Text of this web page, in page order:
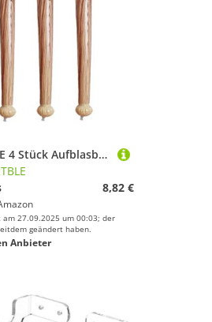
BESPORTBLE 4 Stück Aufblasbare Baseballschläger aus PVC Leichte Jubelsticks Schnell Aufblasen Wiederverwendbar für Geburtstagsfeiern und Sportveranstaltungen
8,82 €
27.09.2025 um 00:03; der
geändert haben.
Anbieter